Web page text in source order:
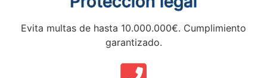
Evita multas de hasta 10.000.000€. Cumplimiento
garantizado.